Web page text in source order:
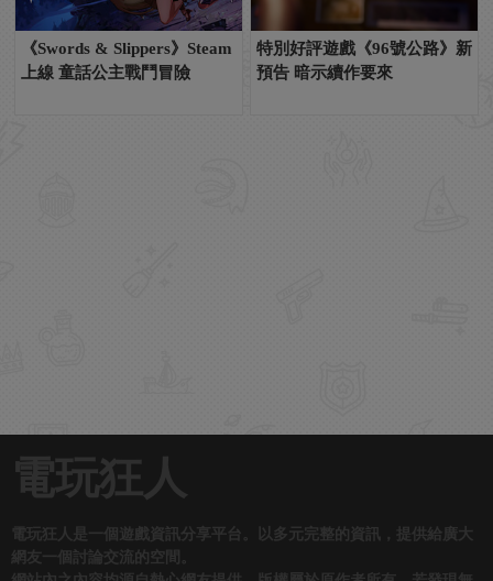
《Swords & Slippers》Steam
上線 童話公主戰鬥冒險
特別好評遊戲《96號公路》新
預告 暗示續作要來
電玩狂人
電玩狂人是一個遊戲資訊分享平台。以多元完整的資訊，提供給廣大
網友一個討論交流的空間。